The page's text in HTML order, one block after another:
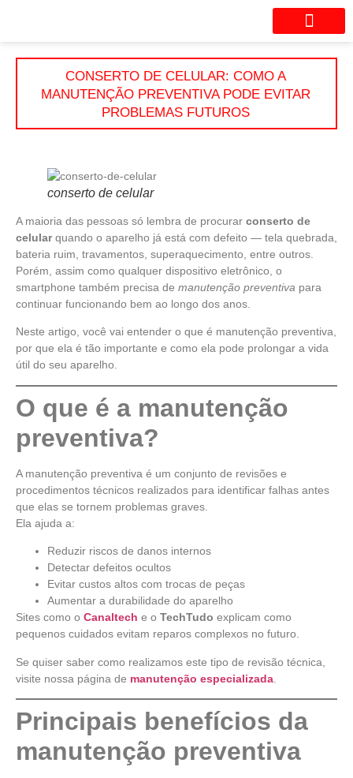
CONSERTO DE CELULAR: COMO A
MANUTENÇÃO PREVENTIVA PODE EVITAR
PROBLEMAS FUTUROS
conserto de celular
A maioria das pessoas só lembra de procurar conserto de
celularquando o aparelho já está com defeito — tela quebrada,
bateria ruim, travamentos, superaquecimento, entre outros.
Porém, assim como qualquer dispositivo eletrônico, o
smartphone também precisa de manutenção preventiva para
continuar funcionando bem ao longo dos anos.
Neste artigo, você vai entender o que é manutenção preventiva,
por que ela é tão importante e como ela pode prolongar a vida
útil do seu aparelho.
O que é a manutenção
preventiva?
A manutenção preventiva é um conjunto de revisões e
procedimentos técnicos realizados para identificar falhas antes
que elas se tornem problemas graves.
Ela ajuda a:
Reduzir riscos de danos internos
Detectar defeitos ocultos
Evitar custos altos com trocas de peças
Aumentar a durabilidade do aparelho
Sites como o Canaltech e o TechTudo explicam como
pequenos cuidados evitam reparos complexos no futuro.
Se quiser saber como realizamos este tipo de revisão técnica,
visite nossa página de manutenção especializada
Principais benefícios da
manutenção preventiva